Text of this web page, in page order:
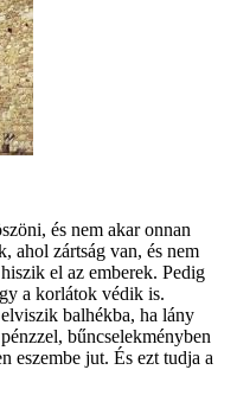
és nem akar onnan
ahol zártság van, és nem
el az emberek. Pedig
a korlátok védik is.
balhékba, ha lány
bűncselekményben
eszembe jut. És ezt tudja a